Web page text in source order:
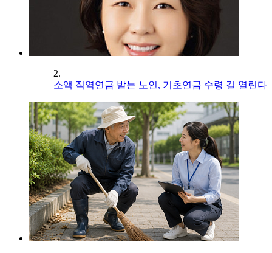
2.
소액 직역연금 받는 노인, 기초연금 수령 길 열린다